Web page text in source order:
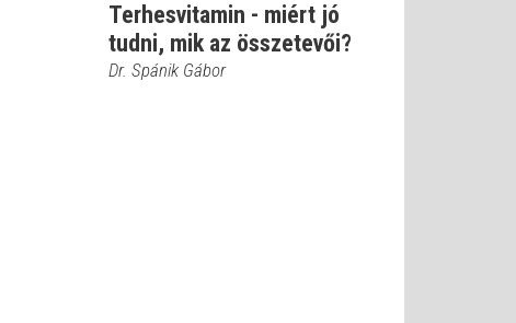
Terhesvitamin - miért jó
tudni, mik az összetevői?
Dr. Spánik Gábor